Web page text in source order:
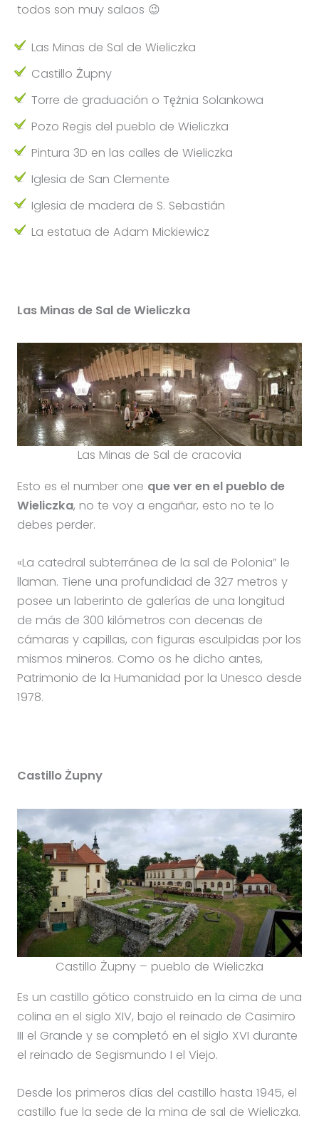
todos son muy salaos 😉
Las Minas de Sal de Wieliczka
Castillo Żupny
Torre de graduación o Tężnia Solankowa
Pozo Regis del pueblo de Wieliczka
Pintura 3D en las calles de Wieliczka
Iglesia de San Clemente
Iglesia de madera de S. Sebastián
La estatua de Adam Mickiewicz
Las Minas de Sal de Wieliczka
Las Minas de Sal de cracovia
Esto es el number one que ver en el pueblo de
Wieliczka, no te voy a engañar, esto no te lo
debes perder.
«La catedral subterránea de la sal de Polonia” le
llaman. Tiene una profundidad de 327 metros y
posee un laberinto de galerías de una longitud
de más de 300 kilómetros con decenas de
cámaras y capillas, con figuras esculpidas por los
mismos mineros. Como os he dicho antes,
Patrimonio de la Humanidad por la Unesco desde
1978.
Castillo Żupny
Castillo Żupny – pueblo de Wieliczka
Es un castillo gótico construido en la cima de una
colina en el siglo XIV, bajo el reinado de Casimiro
III el Grande y se completó en el siglo XVI durante
el reinado de Segismundo I el Viejo.
Desde los primeros días del castillo hasta 1945, el
castillo fue la sede de la mina de sal de Wieliczka.